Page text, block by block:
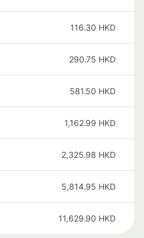
116.30 HKD
290.75 HKD
581.50 HKD
1,162.99 HKD
2,325.98 HKD
5,814.95 HKD
11,629.90 HKD